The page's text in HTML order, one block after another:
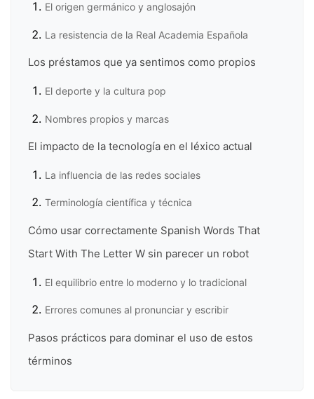
El origen germánico y anglosajón
La resistencia de la Real Academia Española
Los préstamos que ya sentimos como propios
El deporte y la cultura pop
Nombres propios y marcas
El impacto de la tecnología en el léxico actual
La influencia de las redes sociales
Terminología científica y técnica
Cómo usar correctamente Spanish Words That
Start With The Letter W sin parecer un robot
El equilibrio entre lo moderno y lo tradicional
Errores comunes al pronunciar y escribir
Pasos prácticos para dominar el uso de estos
términos